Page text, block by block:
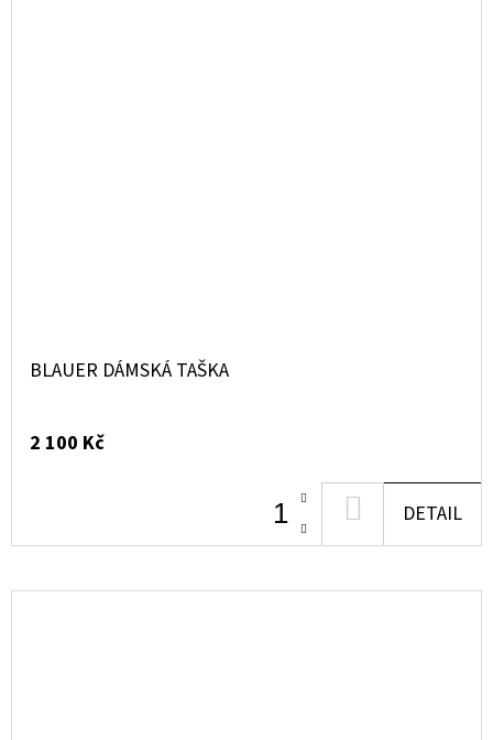
BLAUER DÁMSKÁ TAŠKA
2 100 Kč
KOŠÍKU
DETAIL